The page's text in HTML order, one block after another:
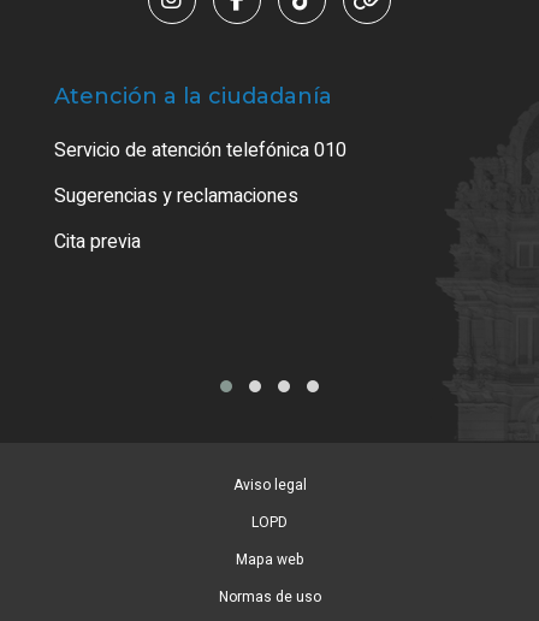
Atención a la ciudadanía
Servicio de atención telefónica 010
Sugerencias y reclamaciones
Cita previa
Aviso legal
LOPD
Mapa web
Normas de uso